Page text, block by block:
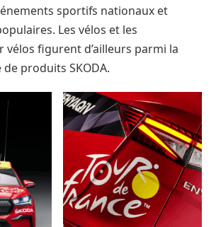
sportifs nationaux et
Les vélos et les
vélos figurent d’ailleurs parmi la
produits SKODA.